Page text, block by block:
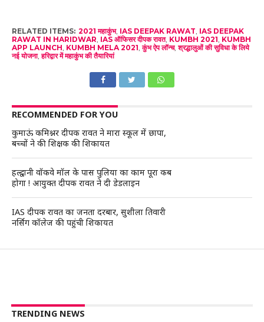
RELATED ITEMS: 2021 महाकुंभ, IAS DEEPAK RAWAT IAS DEEPAK
RAWAT IN HARIDWAR IAS ऑफिसर दीपक रावत, KUMBH 2021 KUMBH
APP LAUNCH KUMBH MELA 2021 ,कुंभ ऐप लॉन्च,श्रद्धालुओं की सुविधा के लिये
नई योजना,हरिद्वार में महाकुंभ की तैयारियां
RECOMMENDED FOR YOU
कुमाऊं कमिश्नर दीपक रावत ने मारा स्कूल में छापा,
बच्चों ने की शिक्षक की शिकायत
हल्द्वानी वॉकवे मॉल के पास पुलिया का काम पूरा कब
होगा ! आयुक्त दीपक रावत ने दी डेडलाइन
IAS दीपक रावत का जनता दरबार, सुशीला तिवारी
नर्सिग कॉलेज की पहुंची शिकायत
TRENDING NEWS